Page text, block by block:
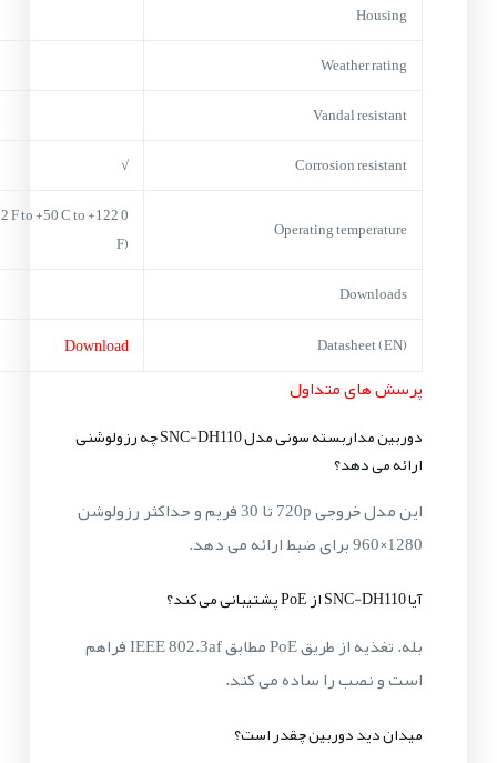
Housing
Weather rating
Vandal resistant
Corrosion resistant
√
Operating temperature
F to +50 C to +122
F)
Downloads
Datasheet (EN)
Download
پرسش های متداول
دوربین مداربسته سونی مدل SNC-DH110 چه رزولوشنی
ارائه می دهد؟
این مدل خروجی 720p تا 30 فریم و حداکثر رزولوشن
1280×960 برای ضبط ارائه می دهد.
آیا SNC-DH110 از PoE پشتیبانی می کند؟
بله. تغذیه از طریق PoE مطابق IEEE 802.3af فراهم
است و نصب را ساده می کند.
میدان دید دوربین چقدر است؟